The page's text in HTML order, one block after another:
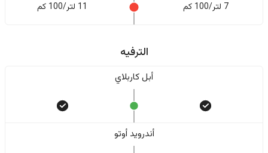
7 لتر/100 كم 11 لتر/100 كم
الترفيه
أبل كاربلاي
أندرويد أوتو